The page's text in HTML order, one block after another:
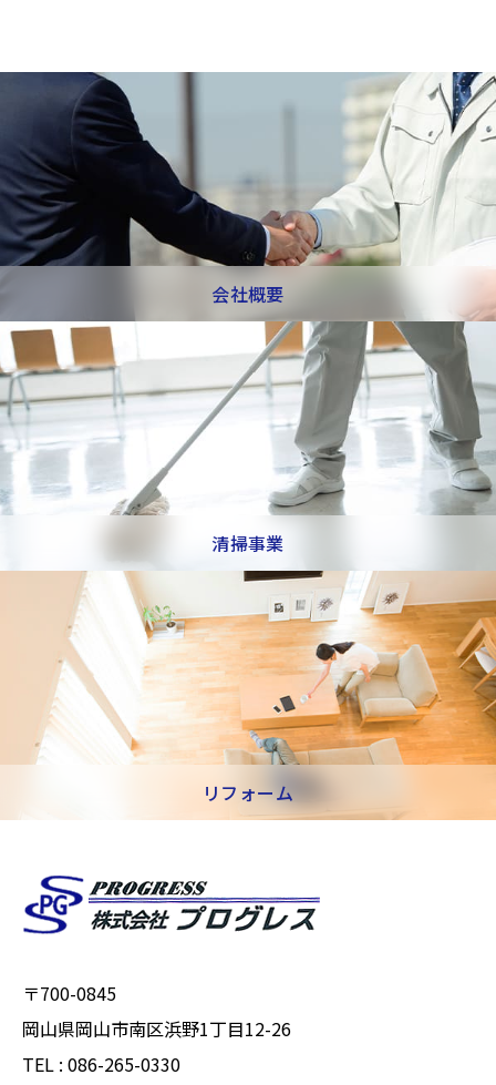
会社概要
清掃事業
リフォーム
〒700-0845
岡山県岡山市南区浜野1丁目12-26
TEL : 086-265-0330